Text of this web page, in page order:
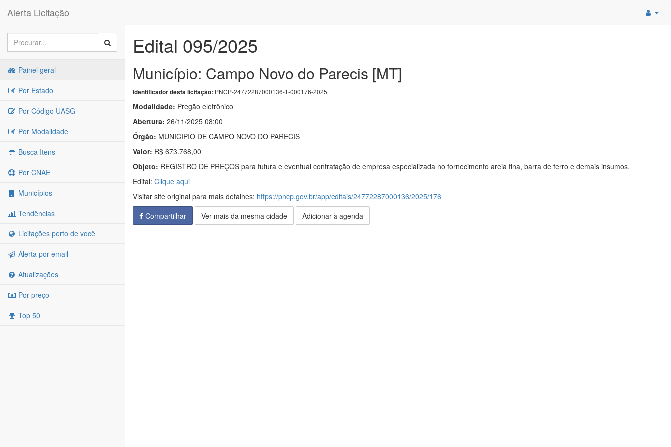
Alerta Licitação
Painel geral
Por Estado
Por Código UASG
Por Modalidade
Busca Itens
Por CNAE
Municípios
Tendências
Licitações perto de você
Alerta por email
Atualizações
Por preço
Top 50
Edital 095/2025
Município: Campo Novo do Parecis [MT]
Identificador desta licitação: PNCP-24772287000136-1-000176-2025
Modalidade: Pregão eletrônico
Abertura: 26/11/2025 08:00
Órgão: MUNICIPIO DE CAMPO NOVO DO PARECIS
Valor: R$ 673.768,00
Objeto: REGISTRO DE PREÇOS para futura e eventual contratação de empresa especializada no fornecimento areia fina, barra de ferro e demais insumos.
Edital: Clique aqui
Visitar site original para mais detalhes: https://pncp.gov.br/app/editais/24772287000136/2025/176
Compartilhar
Ver mais da mesma cidade Adicionar à agenda